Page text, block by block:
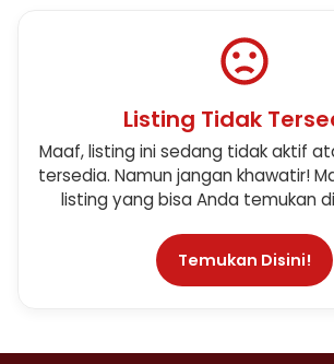
Listing Tidak
Maaf, listing ini sedang tidak aktif
tersedia. Namun jangan khawatir!
listing yang bisa Anda temukan
Temukan Disini!